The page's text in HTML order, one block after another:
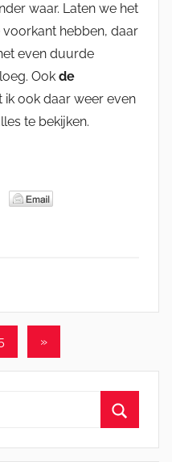
waar. Laten we het
hebben, daar
even duurde
Ook de
ik ook daar weer even
te bekijken.
Volgende
berichten
»